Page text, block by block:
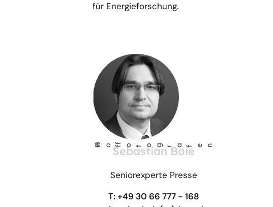
für Energieforschung.
©
Ho f
fo t
og r
a fen
Sebastian Boie
Seniorexperte Presse
T: +49 30 66 777 - 168